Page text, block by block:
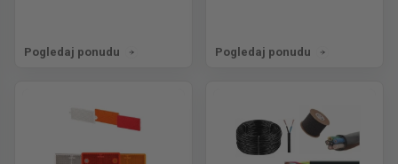
Pogledaj ponudu Pogledaj ponudu